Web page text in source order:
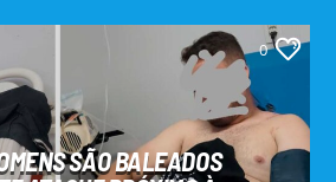
0
SÃO BALEADOS